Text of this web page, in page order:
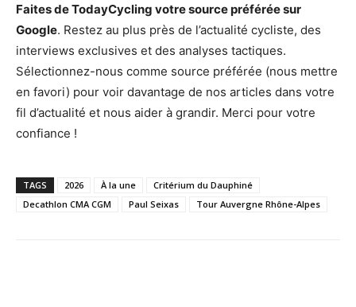
Faites de TodayCycling votre source préférée sur
Google. Restez au plus près de l’actualité cycliste, des
interviews exclusives et des analyses tactiques.
Sélectionnez-nous comme source préférée (nous mettre
en favori) pour voir davantage de nos articles dans votre
fil d’actualité et nous aider à grandir. Merci pour votre
confiance !
TAGS 2026 À la une
Critérium du Dauphiné
Decathlon CMA CGM
Paul Seixas Tour Auvergne Rhône-Alpes